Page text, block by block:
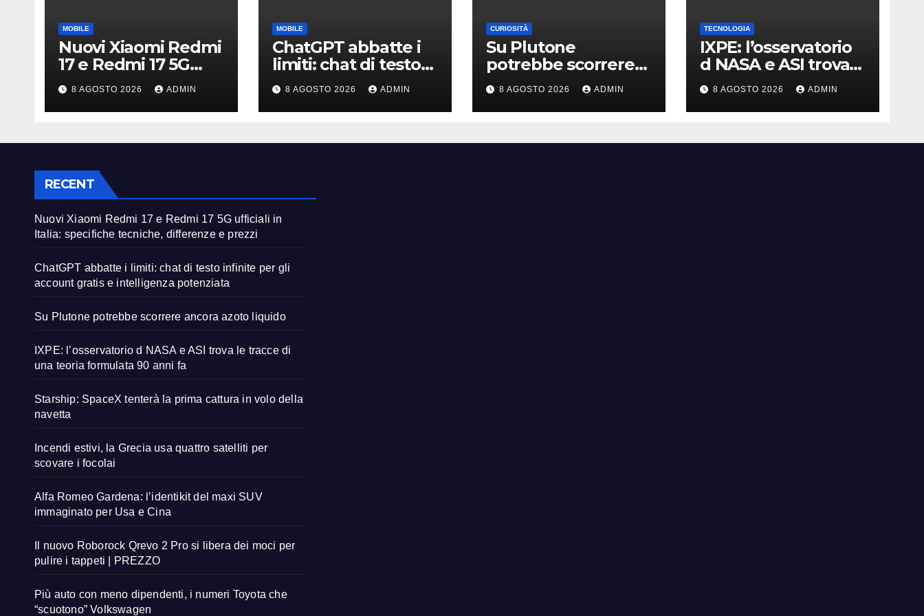
MOBILE
Nuovi Xiaomi Redmi
17 e Redmi 17 5G
ufficiali in Italia:
specifiche tecniche,
differenze e prezzi
8 AGOSTO 2026 ADMIN
MOBILE
ChatGPT abbatte i
limiti: chat di testo
infinite per gli
account gratis e
intelligenza
8 AGOSTO 2026 ADMIN
CURIOSITÀ
Su Plutone
potrebbe scorrere
ancora azoto liquido
8 AGOSTO 2026 ADMIN
TECNOLOGIA
IXPE: l’osservatorio
d NASA e ASI trova
le tracce di una
teoria formulata 90
anni fa
8 AGOSTO 2026 ADMIN
RECENT
Nuovi Xiaomi Redmi 17 e Redmi 17 5G ufficiali in
Italia: specifiche tecniche, differenze e prezzi
ChatGPT abbatte i limiti: chat di testo infinite per gli
account gratis e intelligenza potenziata
Su Plutone potrebbe scorrere ancora azoto liquido
IXPE: l’osservatorio d NASA e ASI trova le tracce di
una teoria formulata 90 anni fa
Starship: SpaceX tenterà la prima cattura in volo della
navetta
Incendi estivi, la Grecia usa quattro satelliti per
scovare i focolai
Alfa Romeo Gardena: l’identikit del maxi SUV
immaginato per Usa e Cina
Il nuovo Roborock Qrevo 2 Pro si libera dei moci per
pulire i tappeti | PREZZO
Più auto con meno dipendenti, i numeri Toyota che
“scuotono” Volkswagen